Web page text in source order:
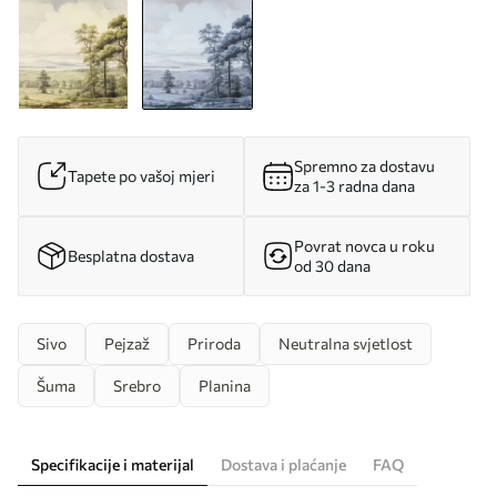
Tapete po vašoj mjeri
Spremno za dostavu
za 1-3 radna dana
Besplatna dostava
Povrat novca u roku
od 30 dana
Sivo Pejzaž Priroda Neutralna svjetlost
Šuma Srebro Planina
Specifikacije i materijal Dostava i plaćanje FAQ